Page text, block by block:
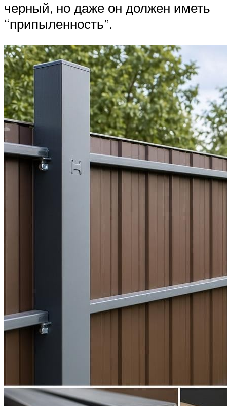
черный, но даже он должен иметь
“припыленность”.